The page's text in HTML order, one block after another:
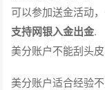
可以参加送金活动
支持网银入金出金.
美分账户不能刮头
美分账户适合经验